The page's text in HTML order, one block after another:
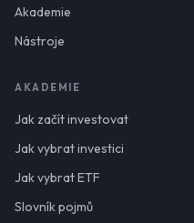
Akademie
Nástroje
AKADEMIE
Jak začít investovat
Jak vybrat investici
Jak vybrat ETF
Slovník pojmů